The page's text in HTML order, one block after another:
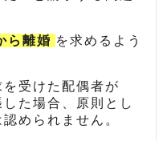
ら離婚 を求めるよう
受けた配偶者が
した場合、原則とし
められません。